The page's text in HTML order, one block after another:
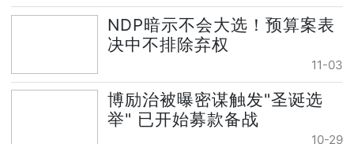
NDP暗示不会大选！预算案表
决中不排除弃权
11-03
博励治被曝密谋触发"圣诞选
举" 已开始募款备战
10-29